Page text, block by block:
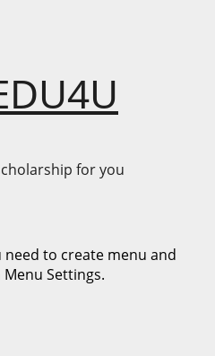
for you
need to create menu and
Settings.